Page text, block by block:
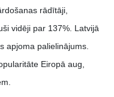
rādītāji,
vidēji par 137%. Latvijā
apjoma palielinājums.
Eiropā aug,